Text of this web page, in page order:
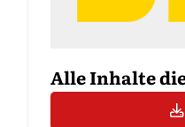
Alle Inhalte